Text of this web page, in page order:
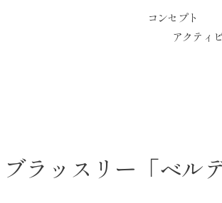
コンセプト
アクティ
ブラッスリー「ベル